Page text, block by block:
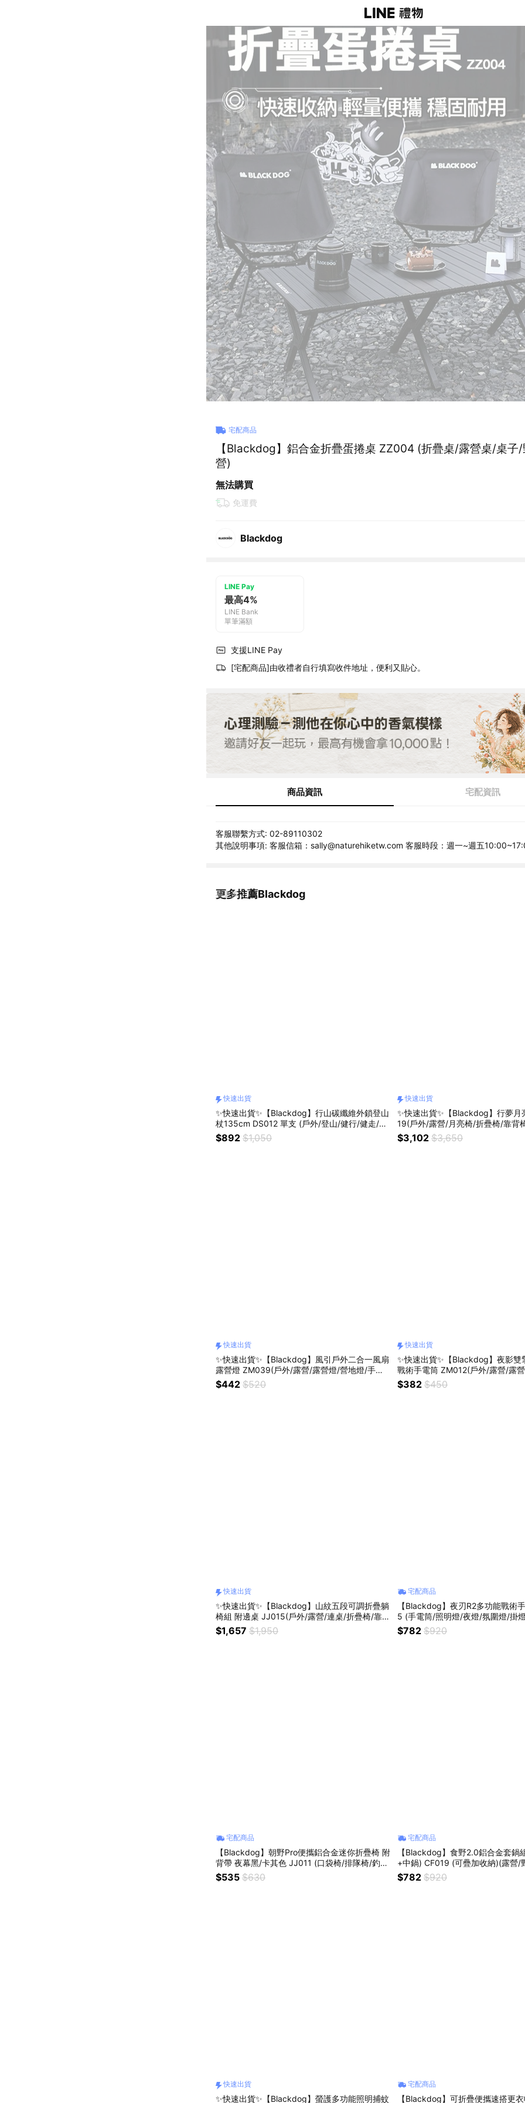
宅配商品
【Blackdog】鋁合金折疊蛋捲桌 ZZ004 (折疊桌/露營桌/桌子
營)
無法購買
免運費
Blackdog
LINE Pay
最高4%
LINE Bank
單筆滿額
支援LINE Pay
[宅配商品]由收禮者自行填寫收件地址，便利又貼心。
商品資訊 宅配資訊
客服聯繫方式: 02-89110302
其他說明事項: 客服信箱：sally@naturehiketw.com 客服時段：週一~週五
更多推薦Blackdog
看更多
快速出貨
✨快速出貨✨【Blackdog】行山碳纖維外鎖登山
杖135cm DS012 單支 (戶外/登山/健行/健走/爬
山/碳纖維/伸縮/外鎖/三節/登山杖)
$892 $1,050
快速出貨
✨快速出貨✨【Blackdog】行夢
19(戶外/露營/月亮椅/折疊椅/靠背
椅/休閒椅/父親節/母親節)
$3,102 $3,650
快速出貨
✨快速出貨✨【Blackdog】風引戶外二合一風扇
露營燈 ZM039(戶外/露營/露營燈/營地燈/手電
筒/風扇/氛圍/野營/休閒/夜間)
$442 $520
快速出貨
✨快速出貨✨【Blackdog】夜影雙
戰術手電筒 ZM012(戶外/露營/露
電筒/迷你/輕巧/防災)
$382 $450
快速出貨
✨快速出貨✨【Blackdog】山紋五段可調折疊躺
椅組 附邊桌 JJ015(戶外/露營/連桌/折疊椅/靠背
椅/躺椅/露營椅/休閒椅)
$1,657 $1,950
宅配商品
【Blackdog】夜刃R2多功能戰術
5 (手電筒/照明燈/夜燈/氛圍燈/掛
$782 $920
宅配商品
【Blackdog】朝野Pro便攜鋁合金迷你折疊椅 附
背帶 夜幕黑/卡其色 JJ011 (口袋椅/排隊椅/釣魚
椅/登山/露營)
$535 $630
宅配商品
【Blackdog】食野2.0鋁合金套鍋
+中鍋) CF019 (可疊加收納)(露營/
$782 $920
快速出貨
✨快速出貨✨【Blackdog】螢護多功能照明捕蚊
宅配商品
【Blackdog】可折疊便攜速搭更